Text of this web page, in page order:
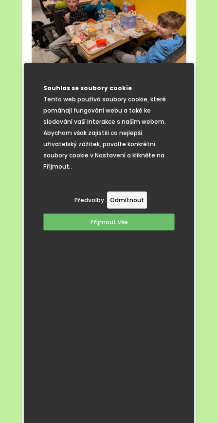
Souhlas se soubory cookie
Tento web používá soubory cookie, které
pomáhají fungování webu a také ke
sledování vaší interakce s naším webem.
Abychom však zajistili co nejlepší
uživatelský zážitek, povolte konkrétní
soubory cookie v Nastavení a klikněte na
Přijmout..
Předvolby Odmítnout
Příjmout vše